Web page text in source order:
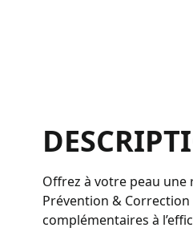
Offrez à votre peau une
Prévention & Correction
complémentaires à